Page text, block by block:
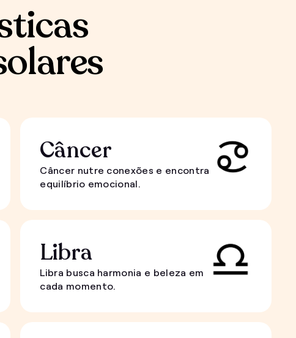
Câncer
Câncer nutre conexões e encontra
equilíbrio emocional.
Libra
Libra busca harmonia e beleza em
cada momento.